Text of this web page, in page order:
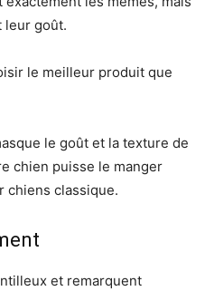
leur goût.
le meilleur produit que
le goût et la texture de
chien puisse le manger
chiens classique.
et remarquent